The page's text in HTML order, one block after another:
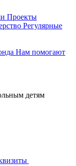
Проекты
Регулярные
Нам помогают
детям